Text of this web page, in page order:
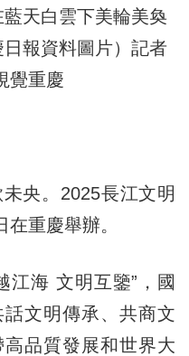
天白雲下美輪美奐
日報資料圖片）記者
覺重慶
央。2025長江文明
重慶舉辦。
海 文明互鑒”，國
文明傳承、共商文
品質發展和世界大